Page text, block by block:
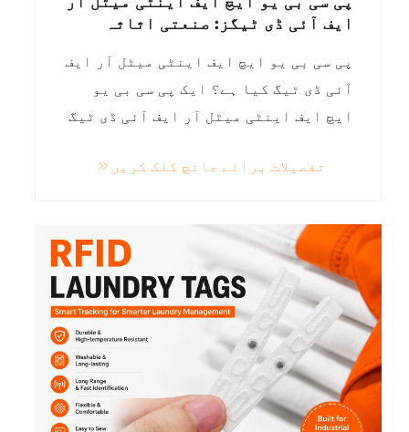
ایف آئی ڈی ٹیگز: صنعتی اثاثہ
پی سی بی یو ایچ ایف اینٹی میٹل آر ایف
آئی ڈی ٹیگ کیا ہے؟ ایک پی سی بی یو
ایچ ایف اینٹی میٹل آر ایف آئی ڈی ٹیگ
دھاتی سطحوں پر موثر طریقے سے کام
آر ایف آئی ڈی لیبلز کے برعکس جو دھات
پر لگائے جانے پر سگنل کے رکاوٹ کا
شکار ہو جاتے ہیں، پی سی بی اینٹی
میٹل ٹیگ...
تفصیلات برائے جانچ کلک کریں